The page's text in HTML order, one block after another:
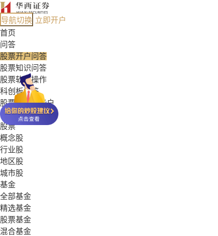
导航切换 立即开户
首页
问答
股票开户问答
股票知识问答
股票软件操作
科创板问答
股票能开哪些户
基金常见问答
股票
概念股
行业股
地区股
城市股
基金
全部基金
精选基金
股票基金
混合基金